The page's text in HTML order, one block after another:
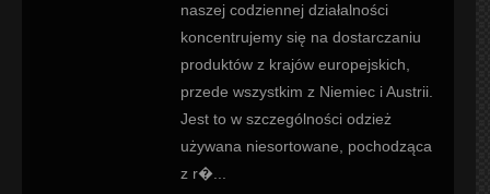
naszej codziennej działalności
koncentrujemy się na dostarczaniu
produktów z krajów europejskich,
przede wszystkim z Niemiec i Austrii.
Jest to w szczególności odzież
używana niesortowane, pochodząca
z r�...